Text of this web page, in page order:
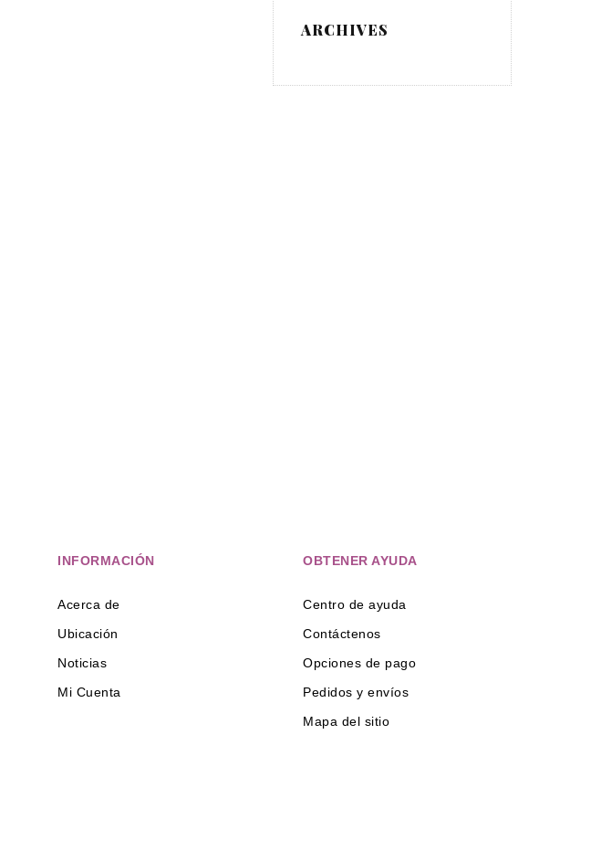
ARCHIVES
INFORMACIÓN
Acerca de
Ubicación
Noticias
Mi Cuenta
OBTENER AYUDA
Centro de ayuda
Contáctenos
Opciones de pago
Pedidos y envíos
Mapa del sitio